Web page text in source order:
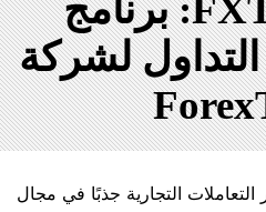
FXTM-Invest: برنامج
لشركة
التجارية جذبًا في مجال